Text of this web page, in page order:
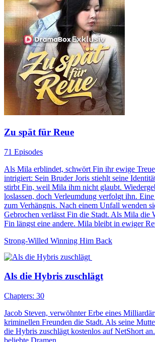
Zu spät für Reue
71 Episodes
Als Mila erblindet, schwört Fin ihr ewige
intrigiert: Sein Bruder Joris stiehlt seine
stirbt Fin, weil Mila ihm nicht glaubt.
loslassen, doch Verleumdung verfolgt ihn.
zum Verhängnis. Nach einem Unfall wenden
Gebrochen verlässt Fin die Stadt. Als Mila die
Fin längst eine andere. Mila bleibt in ewiger
Strong-Willed Winning Him Back
Als die Hybris zuschlägt
Chapters: 30
Jacob Steven, verwöhnter Erbe eines
kriminellen Freunden die Stadt. Als seine
die Hybris zuschlägt kostenlos auf NetShort
beliebte Dramen.